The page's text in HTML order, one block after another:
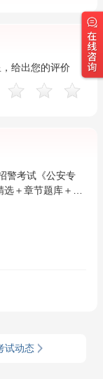
给出您的评价
警考试《公安专
＋章节题库＋模
试动态